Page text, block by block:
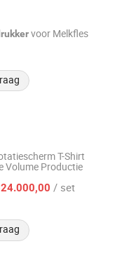
voor Melkfles
Co., Ltd.
T-Shirt
Volume Productie
/ set
Co.,